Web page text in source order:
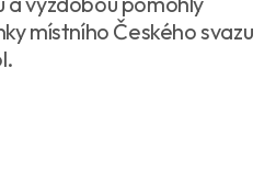
místního Českého svazu